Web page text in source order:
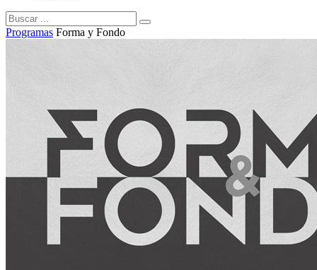
Programas Forma y Fondo